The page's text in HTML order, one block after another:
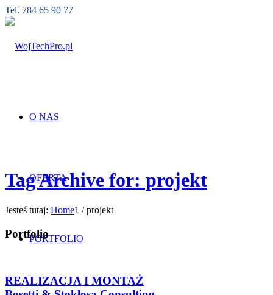
Tel. 784 65 90 77
O NAS
OFERTA
PORTFOLIO
Tag Archive for: projekt
Jesteś tutaj: Home1 / projekt
Portfolio
REALIZACJA I MONTAŻ